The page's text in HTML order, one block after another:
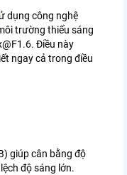
dụng công nghệ
trường thiếu sáng
Điều này
ngay cả trong điều
giúp cân bằng độ
độ sáng lớn.